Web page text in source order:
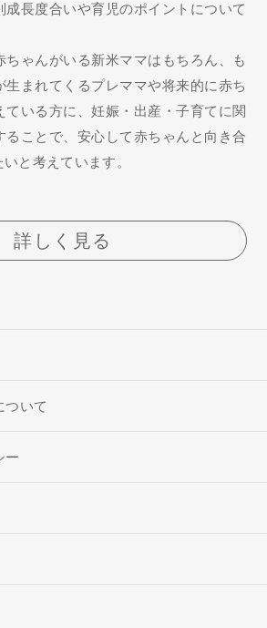
成長度合いや育児のポイントについて
ちゃんがいる新米ママはもちろん、も
生まれてくるプレママや将来的に赤ち
ている方に、妊娠・出産・子育てに関
ることで、安心して赤ちゃんと向き合
と考えています。
詳しく見る
ついて
ー